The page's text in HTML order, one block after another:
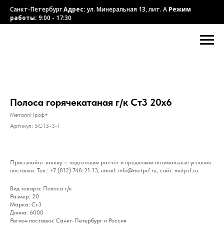
Санкт-ПетербургАдрес:ул. Минеральная 13, лит. А Режим
работы: 9:00 - 17:30
Полоса горячекатаная г/к Ст3 20х6
МеталлПроф+
Артикул: 5G13-3-1
Присылайте заявку — подготовим расчёт и предложим оптимальные условия
поставки. Тел.: +7 (812) 748-21-13, email: info@metprf.ru, сайт: metprf.ru.
Вид товара: Полоса г/к
Размер: 20
Марка: Ст3
Длина: 6000
Регион поставки: Санкт-Петербург и Россия